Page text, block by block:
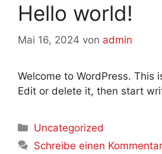
Hello world!
Mai 16, 2024 von admin
Welcome to WordPress. This
Edit or delete it, then start
Kategorien
Uncategorized
Schreibe einen Kommentar